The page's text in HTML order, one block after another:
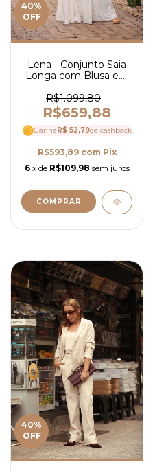
40%
OFF
Lena - Conjunto Saia
Longa com Blusa em
4197
R$1.099,80
R$659,88
GanheR$ 52,79de cashback
R$593,89 com Pix
6 x de R$109,98 sem juros
COMPRAR
40%
OFF